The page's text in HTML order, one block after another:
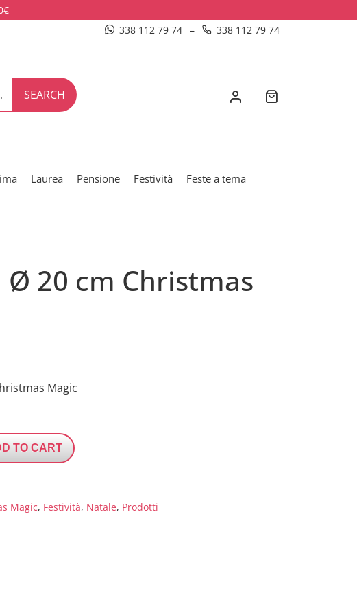
338 112 79 74 – 338 112 79 74
SEARCH
Laurea Pensione Festività Feste a tema
Ø 20 cm Christmas
Magic
TO CART
Magic, Festività, Natale, Prodotti